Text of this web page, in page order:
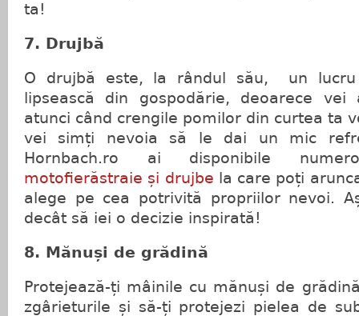
ta!
7. Drujbă
O drujbă este, la rândul său, un
lipsească din gospodărie, deoarece
atunci când crengile pomilor din curtea ta
vei simți nevoia să le dai un mic
Hornbach.ro ai disponibile
motofierăstraie și drujbe la care poți
alege pe cea potrivită propriilor nevoi.
decât să iei o decizie inspirată!
8. Mănuși de grădină
Protejează-ți mâinile cu mănuși de
zgârieturile și să-ți protejezi pielea de